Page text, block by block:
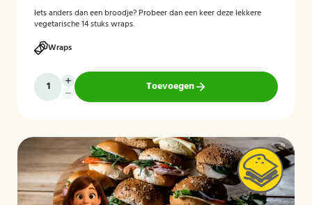
Iets anders dan een broodje? Probeer dan een keer deze lekkere
vegetarische 14 stuks wraps.
Wraps
Toevoegen